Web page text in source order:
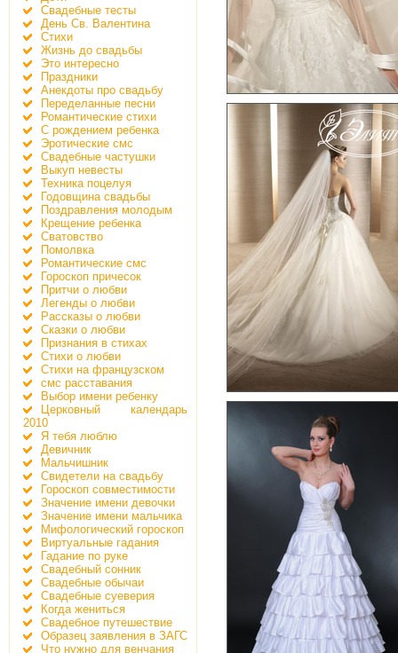
Свадебные тесты
День Св. Валентина
Стихи
Жизнь до свадьбы
Это интересно
Праздники
Анекдоты про свадьбу
Переделанные песни
Романтические стихи
С рождением ребенка
Эротические смс
Свадебные частушки
Выкуп невесты
Техника поцелуя
Годовщина свадьбы
Поздравления молодым
Крещение ребенка
Сватовство
Помолвка
Романтические смс
Гороскоп причесок
Притчи о любви
Легенды о любви
Рассказы о любви
Сказки о любви
Признания в стихах
Стихи о любви
Стихи на французском
смс расставания
Выбор имени ребенку
Церковный календарь
2010
Я тебя люблю
Девичник
Мальчишник
Свидетели на свадьбу
Гороскоп совместимости
Значение имени девочки
Значение имени мальчика
Мифологический гороскоп
Виртуальные гадания
Гадание по руке
Свадебный сонник
Свадебные обычаи
Свадебные суеверия
Когда жениться
Свадебное путешествие
Образец заявления в ЗАГС
Что нужно для венчания